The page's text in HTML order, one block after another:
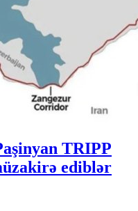
TRIPP
ediblər